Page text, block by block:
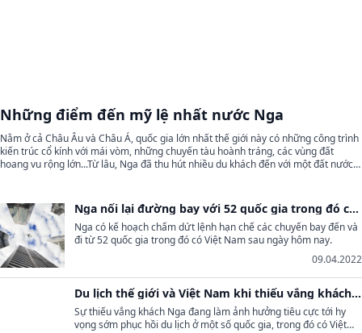
Những điểm đến mỹ lệ nhất nước Nga
Nằm ở cả Châu Âu và Châu Á, quốc gia lớn nhất thế giới này có những công trình
kiến ​​trúc cổ kính với mái vòm, những chuyến tàu hoành tráng, các vùng đất
hoang vu rộng lớn...Từ lâu, Nga đã thu hút nhiều du khách đến với một đất nước
Nga nối lại đường bay với 52 quốc gia trong đó có
Việt Nam
Nga có kế hoạch chấm dứt lệnh hạn chế các chuyến bay đến và
đi từ 52 quốc gia trong đó có Việt Nam sau ngày hôm nay.
09.04.2022
Du lịch thế giới và Việt Nam khi thiếu vắng khách
Nga
Sự thiếu vắng khách Nga đang làm ảnh hưởng tiêu cực tới hy
vọng sớm phục hồi du lịch ở một số quốc gia, trong đó có Việt